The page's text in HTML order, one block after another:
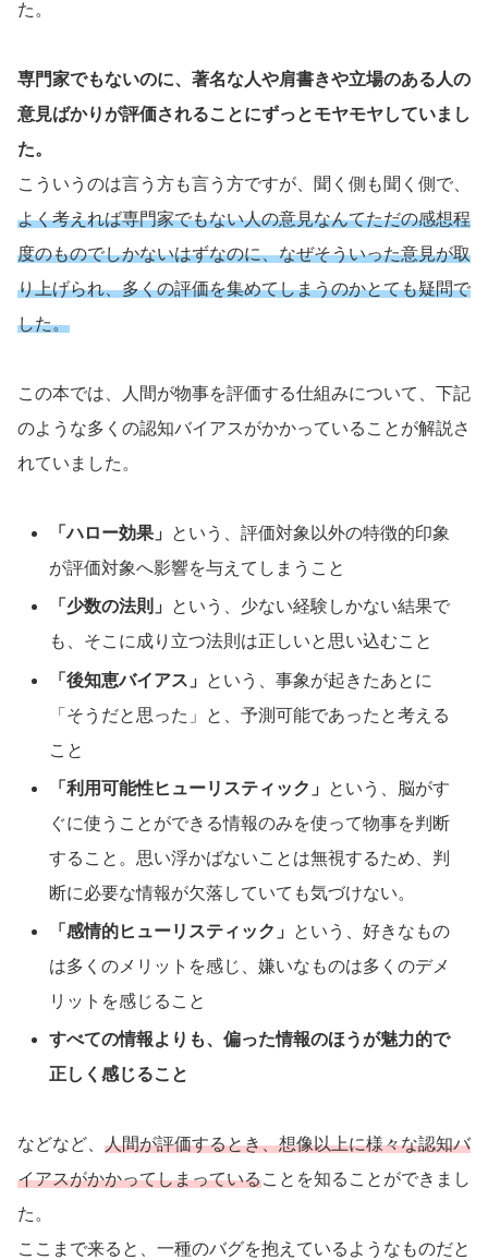
た。
専門家でもないのに、著名な人や肩書きや立場のある人の
意見ばかりが評価されることにずっとモヤモヤしていまし
た。
こういうのは言う方も言う方ですが、聞く側も聞く側で、
よく考えれば専門家でもない人の意見なんてただの感想程
度のものでしかないはずなのに、なぜそういった意見が取
り上げられ、多くの評価を集めてしまうのかとても疑問で
した。
この本では、人間が物事を評価する仕組みについて、下記
のような多くの認知バイアスがかかっていることが解説さ
れていました。
「ハロー効果」
という、評価対象以外の特徴的印象
が評価対象へ影響を与えてしまうこと
「少数の法則」
という、少ない経験しかない結果で
も、そこに成り立つ法則は正しいと思い込むこと
「後知恵バイアス」
という、事象が起きたあとに
「そうだと思った」と、予測可能であったと考える
こと
「利用可能性ヒューリスティック」
という、脳がす
ぐに使うことができる情報のみを使って物事を判断
すること。思い浮かばないことは無視するため、判
断に必要な情報が欠落していても気づけない。
「感情的ヒューリスティック」
という、好きなもの
は多くのメリットを感じ、嫌いなものは多くのデメ
リットを感じること
すべての情報よりも、偏った情報のほうが魅力的で
正しく感じること
などなど、 人間が評価するとき、想像以上に様々な認知バ
イアスがかかってしまっていることを知ることができまし
た。
ここまで来ると、一種のバグを抱えているようなものだと